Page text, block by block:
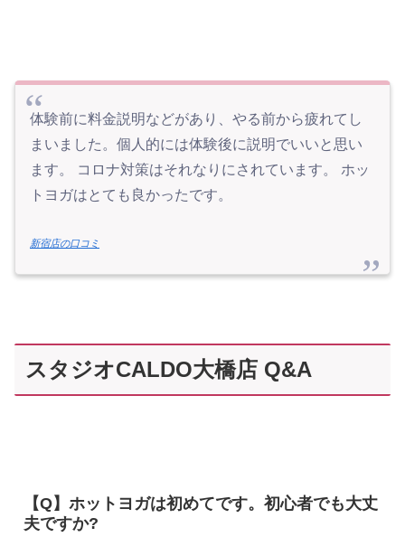
体験前に料金説明などがあり、やる前から疲れてし
まいました。個人的には体験後に説明でいいと思い
ます。 コロナ対策はそれなりにされています。 ホッ
トヨガはとても良かったです。
新宿店の口コミ
スタジオCALDO大橋店 Q&A
【Q】ホットヨガは初めてです。初心者でも大丈
夫ですか?